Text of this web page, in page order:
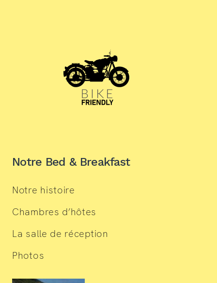
Notre Bed & Breakfast
Notre histoire
Chambres d’hôtes
La salle de réception
Photos